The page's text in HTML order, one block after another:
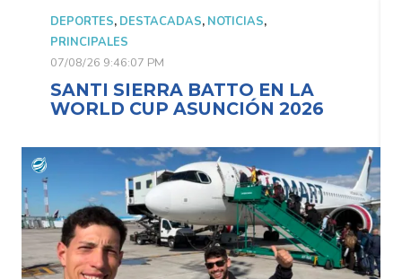
DEPORTES, DESTACADAS, NOTICIAS,
PRINCIPALES
07/08/26 9:46:07 PM
SANTI SIERRA BATTO EN LA
WORLD CUP ASUNCIÓN 2026